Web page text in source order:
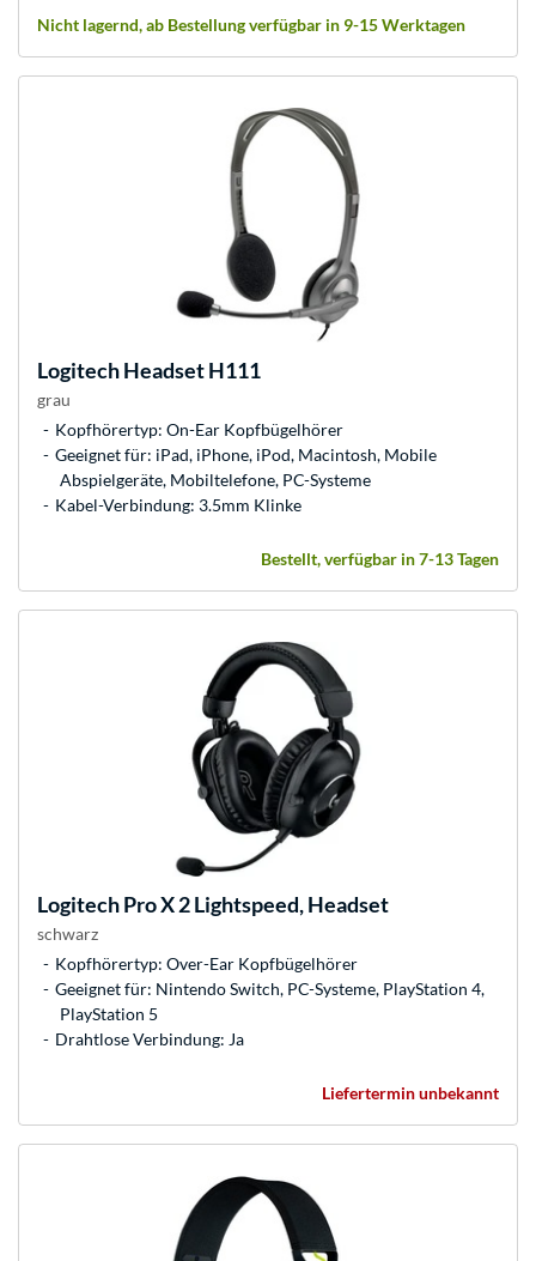
Nicht lagernd, ab Bestellung verfügbar in 9-15 Werktagen
LogitechHeadset H111
grau
Kopfhörertyp: On-Ear Kopfbügelhörer
Geeignet für: iPad, iPhone, iPod, Macintosh, Mobile
Abspielgeräte, Mobiltelefone, PC-Systeme
Kabel-Verbindung: 3.5mm Klinke
Bestellt, verfügbar in 7-13 Tagen
LogitechPro X 2 Lightspeed, Headset
schwarz
Kopfhörertyp: Over-Ear Kopfbügelhörer
Geeignet für: Nintendo Switch, PC-Systeme, PlayStation 4,
PlayStation 5
Drahtlose Verbindung: Ja
Liefertermin unbekannt